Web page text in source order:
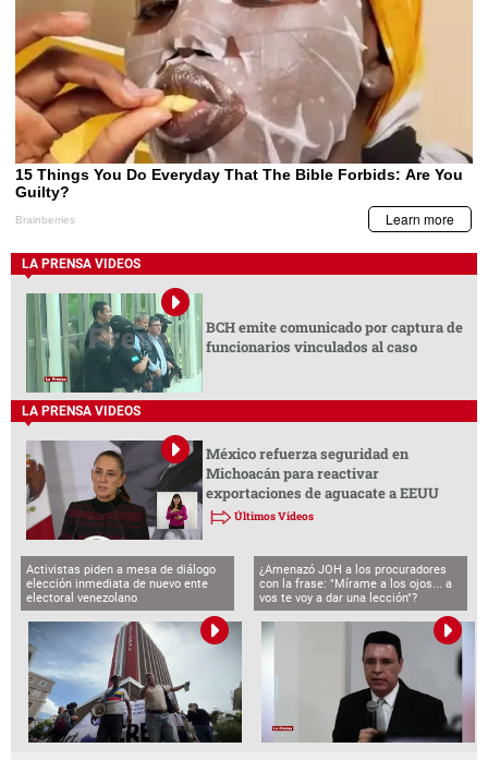
LA PRENSA VIDEOS
BCH emite comunicado por captura de
funcionarios vinculados al caso
LA PRENSA VIDEOS
México refuerza seguridad en
Michoacán para reactivar
exportaciones de aguacate a EEUU
Últimos Videos
Activistas piden a mesa de diálogo
elección inmediata de nuevo ente
electoral venezolano
¿Amenazó JOH a los procuradores
con la frase: "Mírame a los ojos... a
vos te voy a dar una lección"?